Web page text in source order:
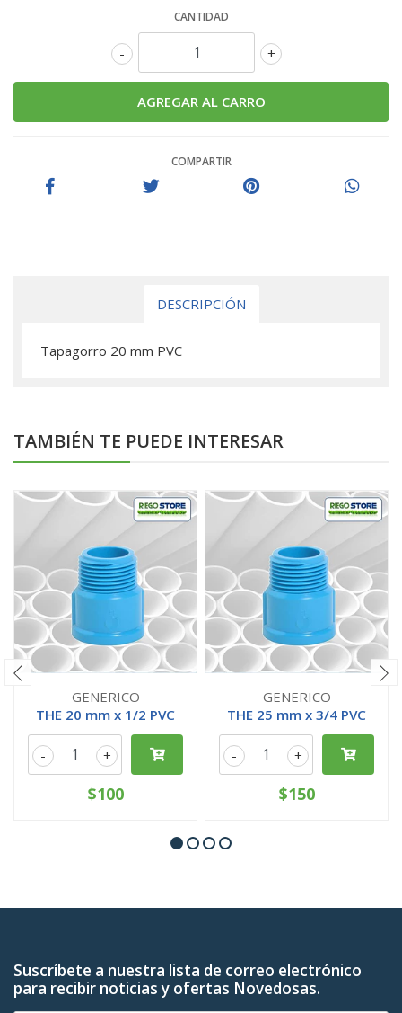
CANTIDAD
+
-
COMPARTIR
DESCRIPCIÓN
Tapagorro 20 mm PVC
TAMBIÉN TE PUEDE INTERESAR
GENERICO
THE 20 mm x 1/2 PVC
+
-
$100
GENERICO
THE 25 mm x 3/4 PVC
+
-
$150
Suscríbete a nuestra lista de correo electrónico
para recibir noticias y ofertas Novedosas.